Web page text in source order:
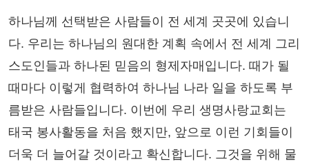
하나님께 선택받은 사람들이 전 세계 곳곳에 있습니
다. 우리는 하나님의 원대한 계획 속에서 전 세계 그리
스도인들과 하나된 믿음의 형제자매입니다. 때가 될
때마다 이렇게 협력하여 하나님 나라 일을 하도록 부
름받은 사람들입니다. 이번에 우리 생명사랑교회는
태국 봉사활동을 처음 했지만, 앞으로 이런 기회들이
더욱 더 늘어갈 것이라고 확신합니다. 그것을 위해 물